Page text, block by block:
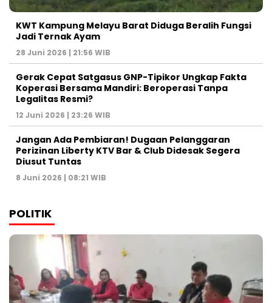
KWT Kampung Melayu Barat Diduga Beralih Fungsi
Jadi Ternak Ayam
28 Juni 2026 | 21:56 WIB
Gerak Cepat Satgasus GNP-Tipikor Ungkap Fakta
Koperasi Bersama Mandiri: Beroperasi Tanpa
Legalitas Resmi?
12 Juni 2026 | 23:26 WIB
Jangan Ada Pembiaran! Dugaan Pelanggaran
Perizinan Liberty KTV Bar & Club Didesak Segera
Diusut Tuntas
8 Juni 2026 | 08:21 WIB
POLITIK